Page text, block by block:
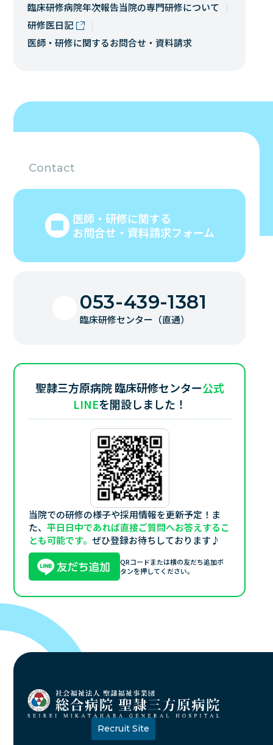
臨床研修病院年次報告当院の専門研修について
研修医日記
医師・研修に関するお問合せ・資料請求
Contact
医師・研修に関する
お問合せ・資料請求フォーム
053-439-1381
臨床研修センター（直通）
聖隷三方原病院 臨床研修センター公式
LINEを開設しました！
当院での研修の様子や採用情報を更新予定！ ま
た、 平日日中であれば直接ご質問へお答えするこ
とも可能です。 ぜひ登録お待ちしております♪
QRコードまたは横の友だち追加ボ
タンを押してください。
Recruit Site